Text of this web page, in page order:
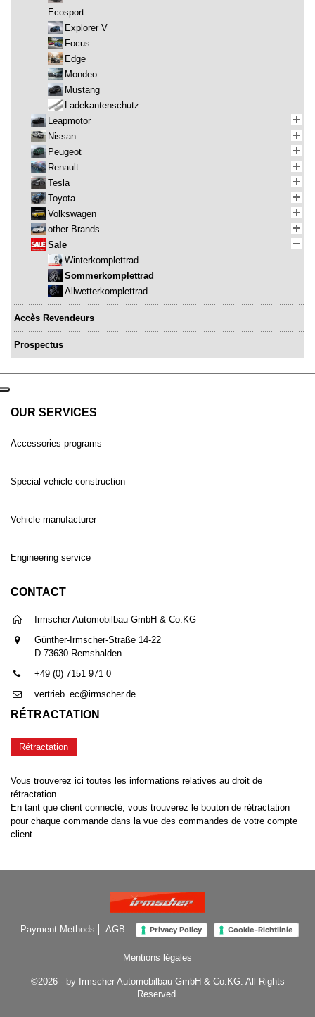
Ecosport
Explorer V
Focus
Edge
Mondeo
Mustang
Ladekantenschutz
Leapmotor
Nissan
Peugeot
Renault
Tesla
Toyota
Volkswagen
other Brands
Sale
Winterkomplettrad
Sommerkomplettrad
Allwetterkomplettrad
Accès Revendeurs
Prospectus
OUR SERVICES
Accessories programs
Special vehicle construction
Vehicle manufacturer
Engineering service
CONTACT
Irmscher Automobilbau GmbH & Co.KG
Günther-Irmscher-Straße 14-22
D-73630 Remshalden
+49 (0) 7151 971 0
vertrieb_ec@irmscher.de
RÉTRACTATION
Rétractation
Vous trouverez ici toutes les informations relatives au droit de
rétractation.
En tant que client connecté, vous trouverez le bouton de rétractation
pour chaque commande dans la vue des commandes de votre compte
client.
Payment Methods AGB Privacy Policy Cookie-Richtlinie
Mentions légales
©2026 - by Irmscher Automobilbau GmbH & Co.KG. All Rights
Reserved.